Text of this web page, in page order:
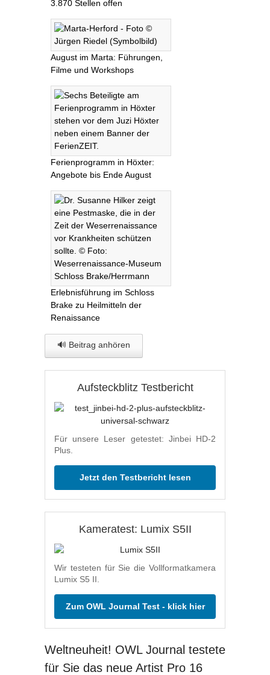
3.870 Stellen offen
August im Marta: Führungen,
Filme und Workshops
Ferienprogramm in Höxter:
Angebote bis Ende August
Erlebnisführung im Schloss
Brake zu Heilmitteln der
Renaissance
🔊 Beitrag anhören
Aufsteckblitz Testbericht
Für unsere Leser getestet: Jinbei HD-2
Plus.
Jetzt den Testbericht lesen
Kameratest: Lumix S5II
Wir testeten für Sie die Vollformatkamera
Lumix S5 II.
Zum OWL Journal Test - klick hier
Weltneuheit! OWL Journal testete
für Sie das neue Artist Pro 16